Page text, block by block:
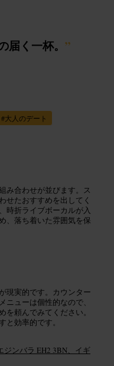
く一杯。 ”
#大人のデート
み合わせが並びます。ス
せたおすすめを出してく
時折ライブボーカルが入
、落ち着いた雰囲気を保
現実的です。カウンター
ューは個性的なので、
を頼んでみてください。
と効率的です。
ジンバラ EH2 3BN、イギ